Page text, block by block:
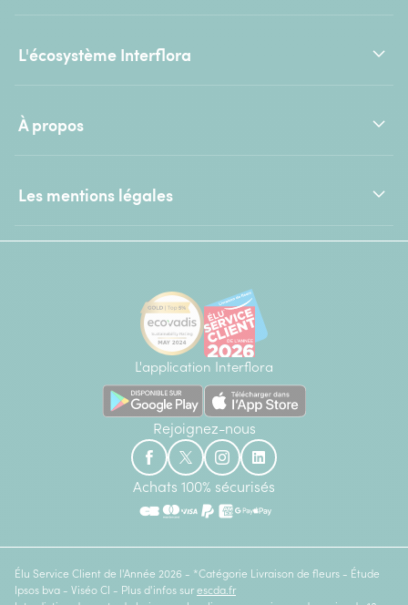
L'écosystème Interflora
À propos
Les mentions légales
L'application Interflora
Rejoignez-nous
Achats 100% sécurisés
Élu Service Client de l'Année 2026 - *Catégorie Livraison de fleurs - Étude
Ipsos bva - Viséo CI - Plus d'infos sur escda.fr